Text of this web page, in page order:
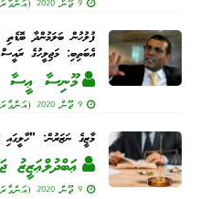
ފުލުހުން ބަލަމުންދާ ބޮޑެތި
އެބަތިބި: މަޖިލީހުގެ ރައީސް
މޫނިސާ ޢީސާ
9 ޖޫން 2020 (އަންގާރަ)
މާޒީގެ ނަޒަރުން:
ޢަބްދުލްޢަޒީޒު
9 ޖޫން 2020 (އަންގާރަ)